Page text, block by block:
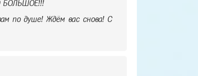
БОЛЬШОЕ!!!
по душе! Ждём вас снова! С